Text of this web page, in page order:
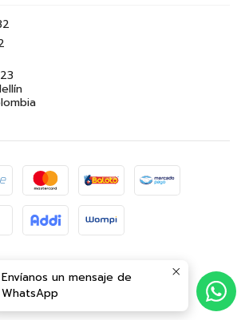
reservados.Desarrollado por
Envíanos un mensaje de
WhatsApp